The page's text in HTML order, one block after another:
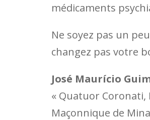
médicaments
Ne soyez pas un
changez pas votre
José Maurício
« Quatuor Coronati,
Maçonnique de